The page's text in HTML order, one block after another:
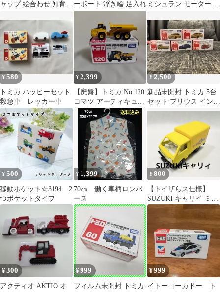
ャップ 絵合わせ 知育玩 ーボート 浮き輪 足入れ ミシュラン モータース
¥580
トミカ ハッピーセット
救急車 レッカー車
¥2,399
【廃盤】トミカ No.120
コマツ アーティキュレ
ート ダンプトラック 箱
付き
¥2,500
新品未開封 トミカ 5台
セット プリウス インテ
グラ 消防車 ダンプ ま
¥500
移動ポケット☆3194 2
つポケットタイプ
¥ 1,399
70㎝ 働く車柄ロンパ
ース
¥800
【トイザらス仕様】
SUZUKI キャリイ ミニ
カー 黄色 荷台開閉
¥300
アクティオ AKTIO オ
¥999
フィルム未開封 トミカ
¥999
イトーヨーカドー ト